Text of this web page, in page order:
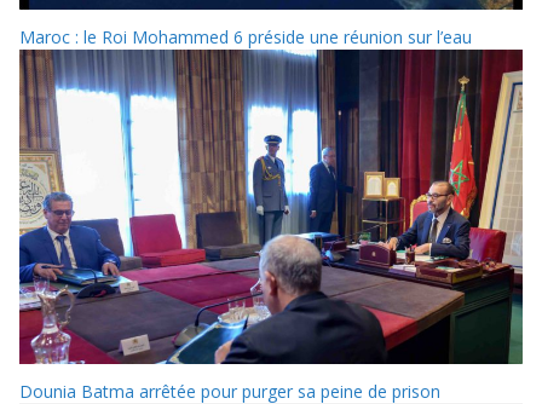
Maroc : le Roi Mohammed 6 préside une réunion sur l’eau
Dounia Batma arrêtée pour purger sa peine de prison